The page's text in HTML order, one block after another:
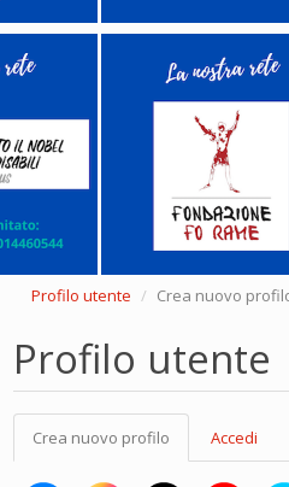
Profilo utente Crea nuovo
Profilo utente
Schede
primarie
Crea nuovo profilo (scheda
attiva)
Accedi